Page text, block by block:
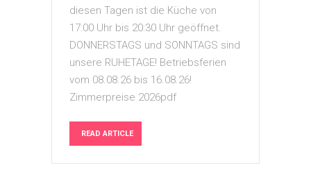
diesen Tagen ist die Küche von
17:00 Uhr bis 20:30 Uhr geöffnet.
DONNERSTAGS und SONNTAGS sind
unsere RUHETAGE! Betriebsferien
vom 08.08.26 bis 16.08.26!
Zimmerpreise 2026pdf
READ ARTICLE